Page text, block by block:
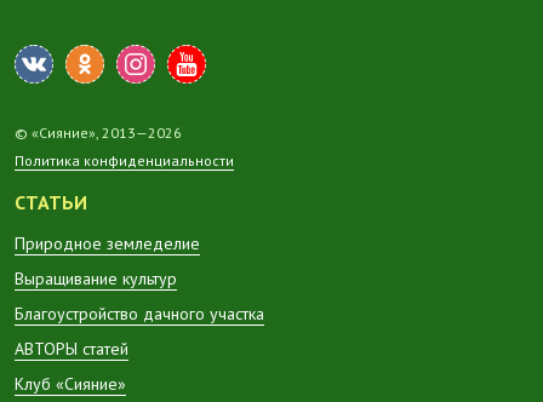
© «Сияние», 2013—2026
Политика конфиденциальности
СТАТЬИ
Природное земледелие
Выращивание культур
Благоустройство дачного участка
АВТОРЫ статей
Клуб «Сияние»